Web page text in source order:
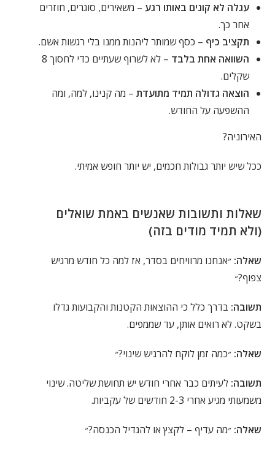
עגלה לא קונים באותו רגע – משאירים, סוגרים, חוזרים
אחר כך.
תקציב כיף – כסף שמותר ליהנות ממנו בלי רגשות אשם.
השוואה אחת בלבד
– לא לשרוף שעתיים כדי לחסוך 8
שקלים.
הוצאה גדולה תמיד מתועדת – מה קנינו, למה, ומה
ההשפעה על החודש.
האירוניה?
ככל שיש יותר גבולות חכמים, יש יותר חופש אמיתי.
שאלות ותשובות שאנשים באמת שואלים
(ולא תמיד מודים בזה)
שאלה: ״אנחנו מרוויחים בסדר, אז למה כל חודש מרגיש
צפוף?״
תשובה: בדרך כלל כי ההוצאות הקטנות והקבועות גדלו
בשקט. לא רואים אותן, עד שממפים.
שאלה: ״כמה זמן לוקח להרגיש שינוי?״
תשובה: לעיתים כבר אחרי חודש יש תחושת שליטה. שינוי
משמעותי מגיע אחרי 2-3 חודשים של עקביות.
שאלה: ״מה עדיף – לקצץ או להגדיל הכנסה?״